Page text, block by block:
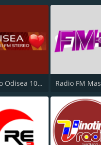
Radio Odisea 104.3 FM Radio FM Mas